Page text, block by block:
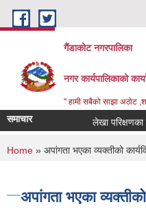
Skip to main content
गैंडाकोट नगरपालिका
नगर कार्यपालिकाको
" हामी सबैको साझा अठोट
समाचार लेखा परिक्षणका
You are here
Home » अपांगता भएका व्यक्तीको
अपांगता भएका